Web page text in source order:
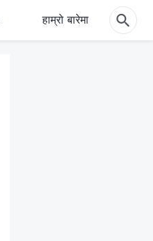
हाम्रो बारेमा